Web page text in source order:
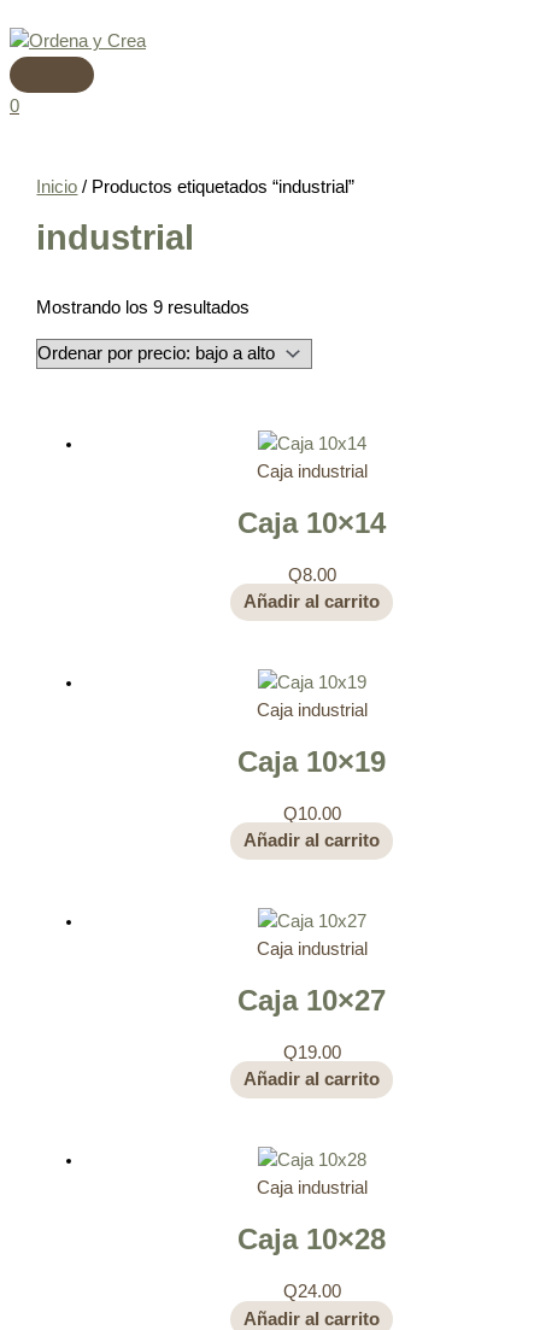
al
contenido
0
Inicio / Productos etiquetados “industrial”
industrial
Mostrando los 9 resultados
Caja industrial
Caja 10×14
Q8.00
Añadir al carrito
Caja industrial
Caja 10×19
Q10.00
Añadir al carrito
Caja industrial
Caja 10×27
Q19.00
Añadir al carrito
Caja industrial
Caja 10×28
Q24.00
Añadir al carrito